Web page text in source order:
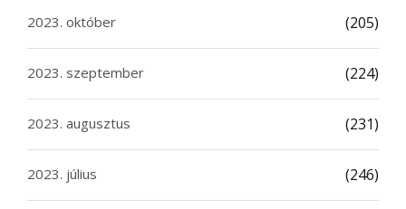
2023. október (205)
2023. szeptember (224)
2023. augusztus (231)
2023. július (246)